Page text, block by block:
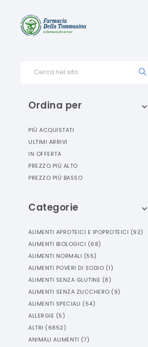
Cerca nel sito
Ordina per
PIÙ ACQUISTATI
ULTIMI ARRIVI
IN OFFERTA
PREZZO PIÙ ALTO
PREZZO PIÙ BASSO
Categorie
ALIMENTI APROTEICI E IPOPROTEICI (92)
ALIMENTI BIOLOGICI (68)
ALIMENTI NORMALI (55)
ALIMENTI POVERI DI SODIO (1)
ALIMENTI SENZA GLUTINE (8)
ALIMENTI SENZA ZUCCHERO (9)
ALIMENTI SPECIALI (54)
ALLERGIE (5)
ALTRI (6852)
ANIMALI ALIMENTI (7)